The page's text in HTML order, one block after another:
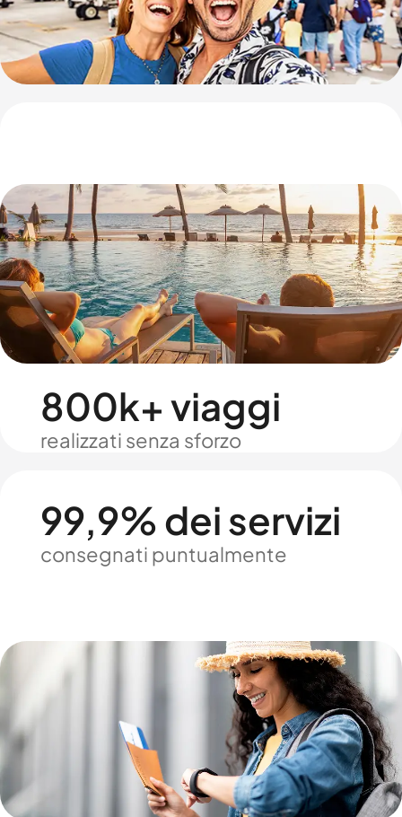
800k+ viaggi
realizzati senza sforzo
99,9% dei servizi
consegnati puntualmente